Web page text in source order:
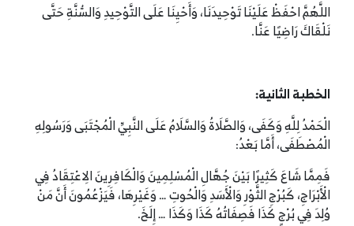
اللَّهُمَّ احْفَظْ عَلَيْنَا تَوْحِيدَنَا، وَأَحْيِنَا عَلَى التَّوْحِيدِ وَالسُّنَّةِ حَتَّى
نَلْقَاكَ رَاضِيًا عَنَّا.
الخطبة الثانية:
الْحَمْدُ لِلَّهِ وَكَفَى، وَالصَّلَاةُ وَالسَّلَامُ عَلَى النَّبِيِّ الْمُجْتَبَى وَرَسُولِهِ
الْمُصْطَفَى، أَمَّا بَعْدُ:
فَمِمَّا شَاعَ كَثِيرًا بَيْنَ جُهَّالِ الْمُسْلِمِينَ وَالْكَافِرِينَ الِاعْتِقَادُ فِي
الْأَبْرَاجِ، كَبُرْجِ الثَّوْرِ وَالْأَسَدِ وَالْحُوتِ … وَغَيْرِهَا، فَيَزْعُمُونَ أَنَّ مَنْ
وُلِدَ فِي بُرْجٍ كَذَا فَصِفَاتُهُ كَذَا وَكَذَا … إِلَخَ.